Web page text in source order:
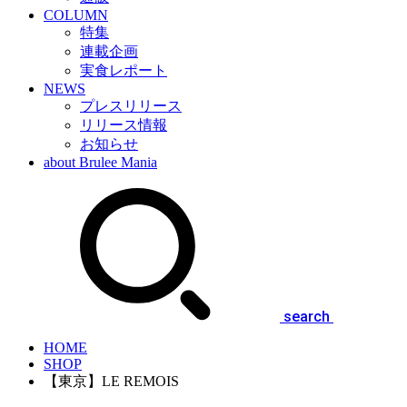
COLUMN
特集
連載企画
実食レポート
NEWS
プレスリリース
リリース情報
お知らせ
about Brulee Mania
search
HOME
SHOP
【東京】LE REMOIS